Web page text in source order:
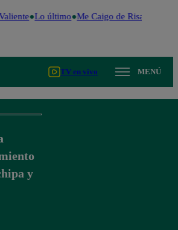
Lo último Me Caigo de Risa
TV en vivo MENÚ
y